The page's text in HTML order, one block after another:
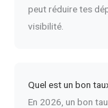
peut réduire tes
visibilité.
Quel est un bon
En 2026, un bon